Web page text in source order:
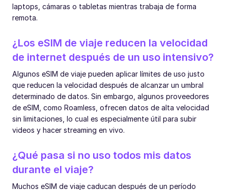
laptops, cámaras o tabletas mientras trabaja de forma
remota.
¿Los eSIM de viaje reducen la velocidad
de internet después de un uso intensivo?
Algunos eSIM de viaje pueden aplicar límites de uso justo
que reducen la velocidad después de alcanzar un umbral
determinado de datos. Sin embargo, algunos proveedores
de eSIM, como Roamless, ofrecen datos de alta velocidad
sin limitaciones, lo cual es especialmente útil para subir
videos y hacer streaming en vivo.
¿Qué pasa si no uso todos mis datos
durante el viaje?
Muchos eSIM de viaje caducan después de un período